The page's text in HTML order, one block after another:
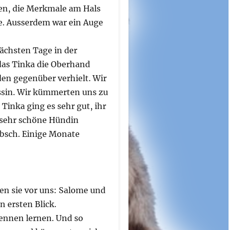
die Merkmale am Hals
Ausserdem war ein Auge
Tage in der
Tinka die Oberhand
gegenüber verhielt. Wir
Wir kümmerten uns zu
ging es sehr gut, ihr
schöne Hündin
Einige Monate
sie vor uns: Salome und
ersten Blick.
lernen. Und so